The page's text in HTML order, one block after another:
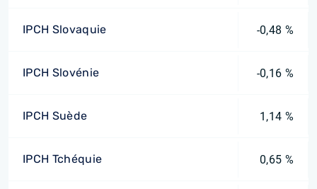
IPCH Slovaquie -0,48 %
IPCH Slovénie -0,16 %
IPCH Suède 1,14 %
IPCH Tchéquie 0,65 %